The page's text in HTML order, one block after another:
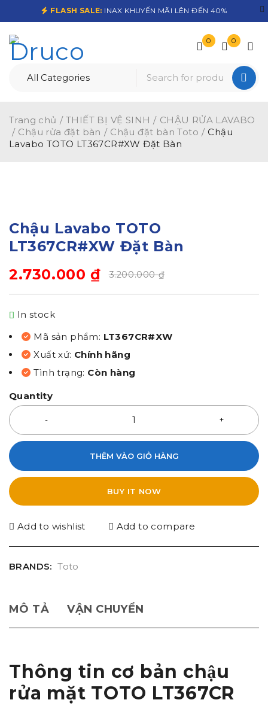
FLASH SALE: INAX KHUYẾN MÃI LÊN ĐẾN 40%
0 0
Trang chủ / THIẾT BỊ VỆ SINH / CHẬU RỬA LAVABO
/ Chậu rửa đặt bàn / Chậu đặt bàn Toto / Chậu
Lavabo TOTO LT367CR#XW Đặt Bàn
Chậu Lavabo TOTO
LT367CR#XW Đặt Bàn
3.200.000₫
2.730.000 ₫
In stock
Mã sản phẩm: LT367CR#XW
Xuất xứ: Chính hãng
Tình trạng: Còn hàng
Quantity
THÊM VÀO GIỎ HÀNG
BUY IT NOW
Add to wishlist Add to compare
BRANDS: Toto
MÔ TẢ VẬN CHUYỂN
Thông tin cơ bản chậu
rửa mặt TOTO LT367CR